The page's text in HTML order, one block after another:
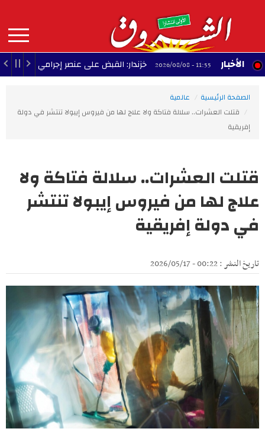
contenu
principal
MAIN
NAVIGATION الأخبار
11:55 - 2026/08/08 خزندار: القبض على عنصر إجرامي خطير تورط في أكثر من 20 عملية
الصفحة الرئيسية
عالمية
قتلت العشرات.. سلالة فتاكة ولا علاج لها من فيروس إيبولا تنتشر في دولة
إفريقية
قتلت العشرات.. سلالة فتاكة ولا
علاج لها من فيروس إيبولا تنتشر
في دولة إفريقية
تاريخ النشر : 00:22 - 2026/05/17